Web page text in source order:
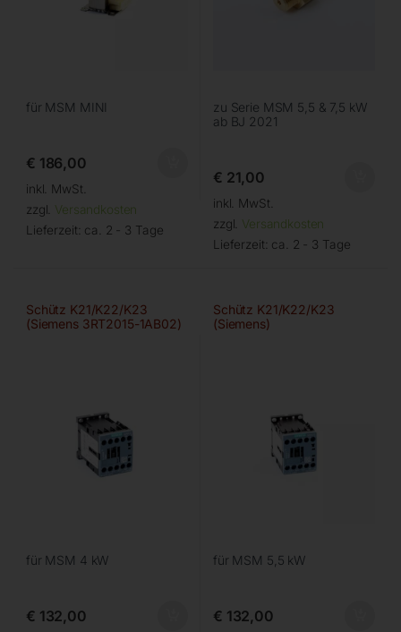
für MSM MINI
€ 186,00
inkl. MwSt.
zzgl. Versandkosten
Lieferzeit: ca. 2 - 3 Tage
zu Serie MSM 5,5 & 7,5 kW
ab BJ 2021
€ 21,00
inkl. MwSt.
zzgl. Versandkosten
Lieferzeit: ca. 2 - 3 Tage
Schütz K21/K22/K23
(Siemens 3RT2015-1AB02)
für MSM 4 kW
€ 132,00
Schütz K21/K22/K23
(Siemens)
für MSM 5,5 kW
€ 132,00